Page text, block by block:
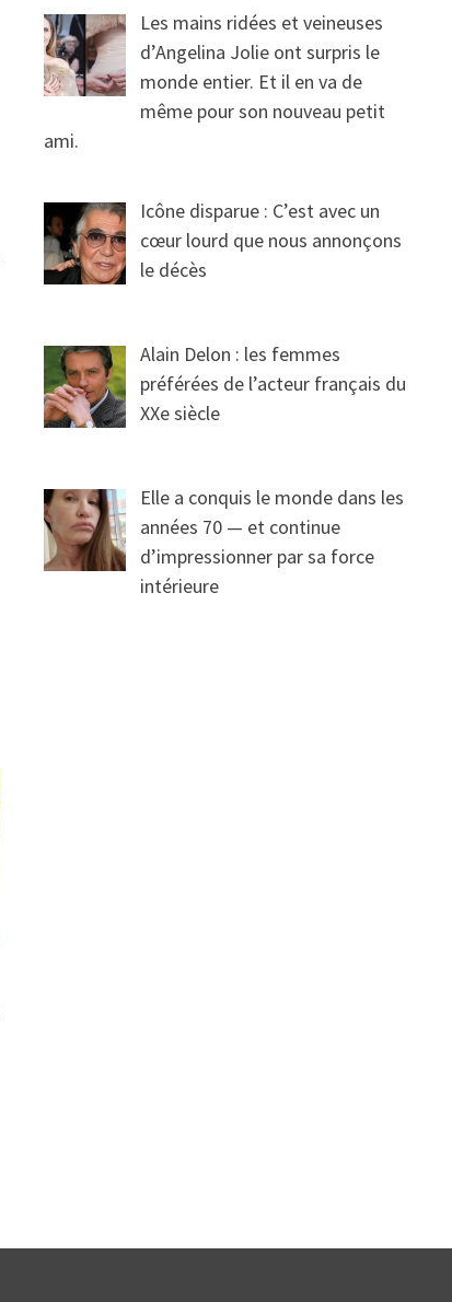
Les mains ridées et veineuses
d’Angelina Jolie ont surpris le
monde entier. Et il en va de
même pour son nouveau petit
ami.
Icône disparue : C’est avec un
cœur lourd que nous annonçons
le décès
Alain Delon : les femmes
préférées de l’acteur français du
XXe siècle
Elle a conquis le monde dans les
années 70 — et continue
d’impressionner par sa force
intérieure